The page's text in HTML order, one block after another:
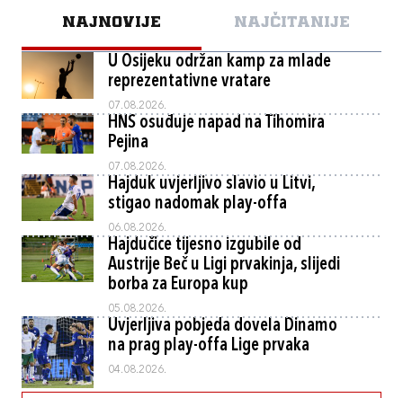
NAJNOVIJE NAJČITANIJE
U Osijeku održan kamp za mlade
reprezentativne vratare
07.08.2026.
HNS osuđuje napad na Tihomira
Pejina
07.08.2026.
Hajduk uvjerljivo slavio u Litvi,
stigao nadomak play-offa
06.08.2026.
Hajdučice tijesno izgubile od
Austrije Beč u Ligi prvakinja, slijedi
borba za Europa kup
05.08.2026.
Uvjerljiva pobjeda dovela Dinamo
na prag play-offa Lige prvaka
04.08.2026.